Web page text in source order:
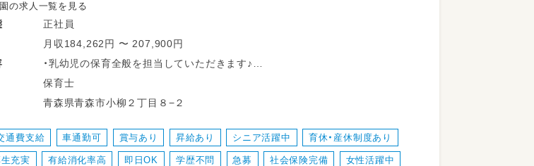
の求人一覧を見る
正社員
月収184,262円 〜 207,900円
・乳幼児の保育全般を担当していただきます♪
・健康管理等
保育士
青森県青森市小柳２丁目８−２
通費支給 車通勤可 賞与あり 昇給あり シニア活躍中 育休・産休制度あり
充実 有給消化率高 即日OK 学歴不問 急募 社会保険完備 女性活躍中